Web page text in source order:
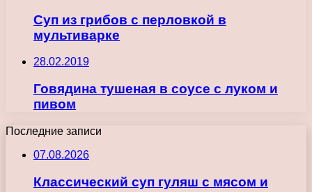
Суп из грибов с перловкой в
мультиварке
28.02.2019
Говядина тушеная в соусе с луком и
пивом
Последние записи
07.08.2026
Классический суп гуляш с мясом и